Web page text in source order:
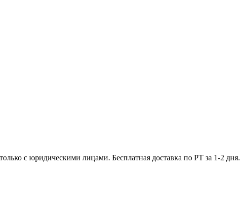
с юридическими лицами. Бесплатная доставка по РТ за 1-2 дня.